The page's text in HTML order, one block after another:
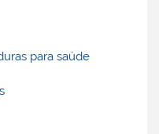
para saúde